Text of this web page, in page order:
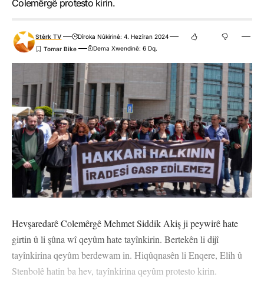
Colemêrgê protesto kirin.
Stêrk TV
Dîroka Nûkirinê: 4. Hezîran 2024
Dema Xwendinê: 6 Dq.
Hevşaredarê Colemêrgê Mehmet Siddik Akiş ji peywirê hate
girtin û li şûna wî qeyûm hate tayînkirin. Bertekên li dijî
tayînkirina qeyûm berdewam in. Hiqûqnasên li Enqere, Elih û
Stenbolê hatin ba hev, tayînkirina qeyûm protesto kirin.